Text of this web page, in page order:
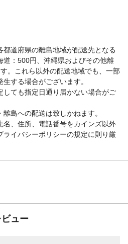
道府県の離島地域が配送先となる
道：500円、沖縄県およびその他離
。これら以外の配送地域でも、一部
する場合がございます。
しても指定日通り届かない場合がご
島への配送は致しかねます。
名、住所、電話番号をカインズ以外
ライバシーポリシーの規定に則り厳
ュー